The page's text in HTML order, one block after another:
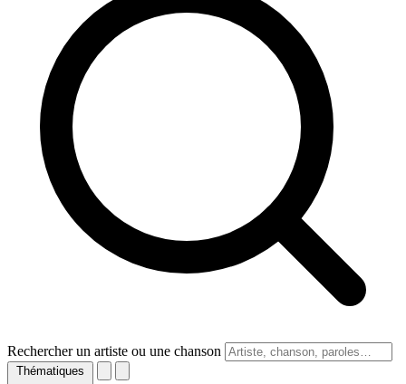
Rechercher un artiste ou une chanson
Thématiques